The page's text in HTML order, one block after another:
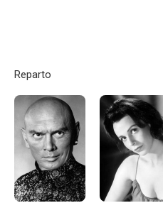
Reparto